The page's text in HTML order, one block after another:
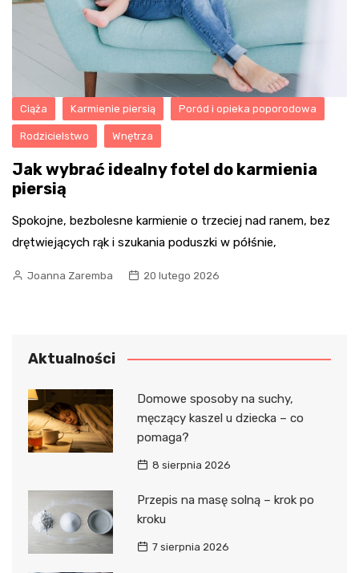
Ciąża Karmienie piersią Poród i opieka poporodowa
Rodzicielstwo Wnętrza
Jak wybrać idealny fotel do karmienia
piersią
Spokojne, bezbolesne karmienie o trzeciej nad ranem, bez
drętwiejących rąk i szukania poduszki w półśnie,
Joanna Zaremba 20 lutego 2026
Aktualności
Domowe sposoby na suchy,
męczący kaszel u dziecka – co
pomaga?
8 sierpnia 2026
Przepis na masę solną – krok po
kroku
7 sierpnia 2026